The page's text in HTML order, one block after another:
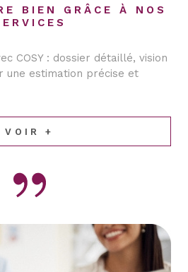
BIEN GRÂCE À NOS
COSY : dossier détaillé, vision
une estimation précise et
VOIR +